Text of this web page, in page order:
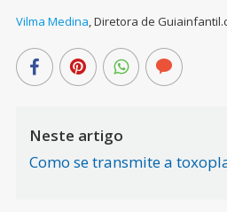
Vilma Medina,Diretora de
Neste artigo
Como se transmite a